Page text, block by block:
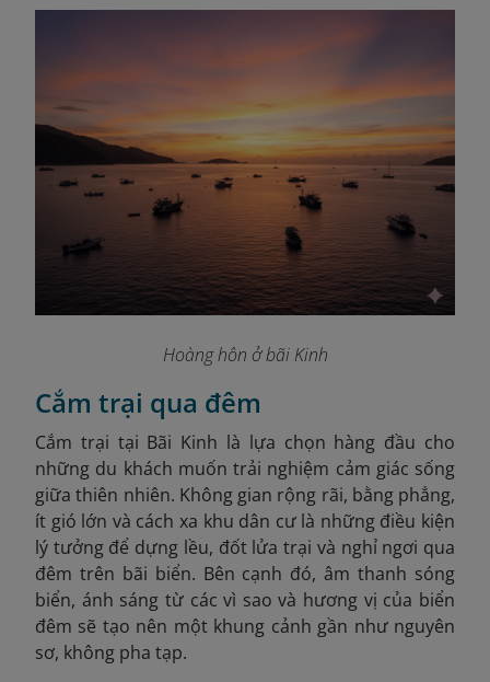
Hoàng hôn ở bãi Kinh
Cắm trại qua đêm
Cắm trại tại Bãi Kinh là lựa chọn hàng đầu cho
những du khách muốn trải nghiệm cảm giác sống
giữa thiên nhiên. Không gian rộng rãi, bằng phẳng,
ít gió lớn và cách xa khu dân cư là những điều kiện
lý tưởng để dựng lều, đốt lửa trại và nghỉ ngơi qua
đêm trên bãi biển. Bên cạnh đó, âm thanh sóng
biển, ánh sáng từ các vì sao và hương vị của biển
đêm sẽ tạo nên một khung cảnh gần như nguyên
sơ, không pha tạp.